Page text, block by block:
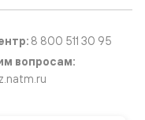
8 800 511 30 95
вопросам: